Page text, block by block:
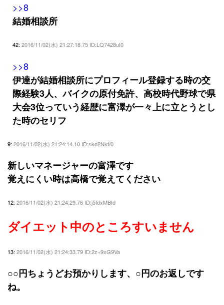
>>8
結婚相談所
42: 2016/11/02(水) 21:27:18.75 ID:LQ7428uI0
>>8
伊達が結婚相談所にプロフィール登録する時の交
際経験3人、バイクの原付免許、高校時代野球で県
大会3位っていう経歴に富澤が一々上に立とうとし
た時のセリフ
9: 2016/11/02(水) 21:24:14.10 ID:sko2Nkt/0
新しいマネージャーの富澤です
覚えにくい時は高橋で覚えてください
12: 2016/11/02(水) 21:24:29.76 ID:j5fdxMBId
ダイエット中のところすいません
13: 2016/11/02(水) 21:24:33.79 ID:2z+9xG9Va
○○円ちょうどお預かりします、○円のお返しです
ね。